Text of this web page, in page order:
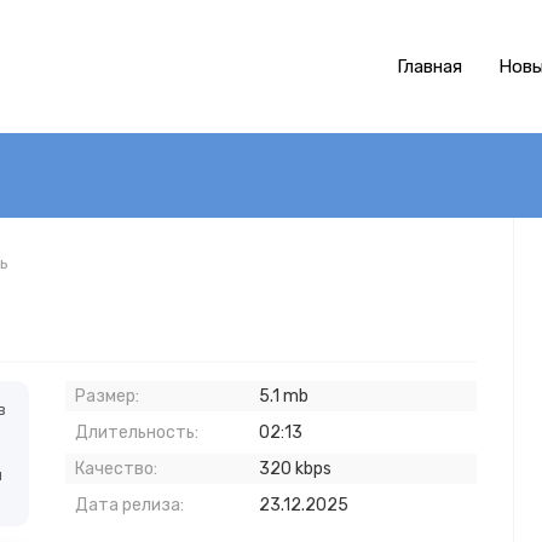
Главная
Размер:
5.1 mb
Длительность:
02:13
Качество:
320 kbps
Дата релиза:
23.12.2025